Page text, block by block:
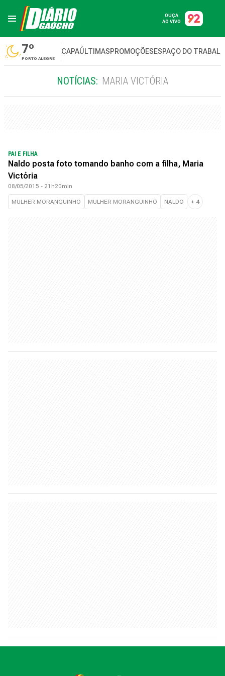
OUÇA
AO VIVO
7º
PORTO ALEGRE
CAPAÚLTIMASPROMOÇÕESESPAÇO DO
NOTÍCIAS: MARIA VICTÓRIA
PAI E FILHA
Naldo posta foto tomando banho com a filha, Maria
Victória
08/05/2015 - 21h20min
MULHER MORANGUINHO MULHER MORANGUINHO NALDO + 4